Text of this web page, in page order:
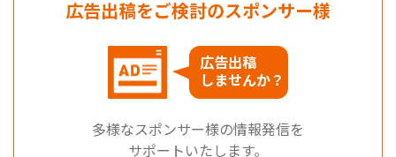
広告出稿をご検討のスポンサー様
広告出稿
しませんか？
多様なスポンサー様の情報発信を
サポートいたします。